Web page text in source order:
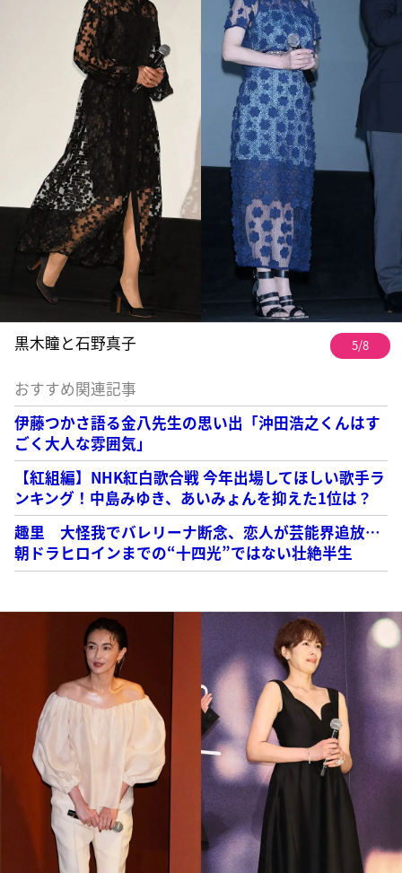
黒木瞳と石野真子 5/8
おすすめ関連記事
伊藤つかさ語る金八先生の思い出「沖田浩之くんはす
ごく大人な雰囲気」
【紅組編】NHK紅白歌合戦 今年出場してほしい歌手ラ
ンキング！中島みゆき、あいみょんを抑えた1位は？
趣里 大怪我でバレリーナ断念、恋人が芸能界追放…
朝ドラヒロインまでの“十四光”ではない壮絶半生